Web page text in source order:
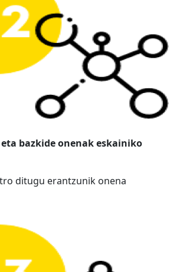
eta bazkide onenak eskainiko
ditugu erantzunik onena